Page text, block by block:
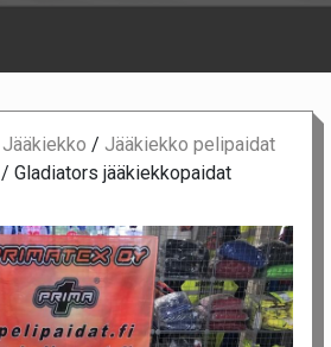
Jääkiekko / Jääkiekko pelipaidat
/ Gladiators jääkiekkopaidat